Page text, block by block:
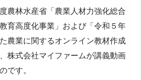
農林水産省「農業人材力強化総合
育高度化事業」および「令和５年
農業に関するオンライン教材作成
株式会社マイファームが講義動画
です。